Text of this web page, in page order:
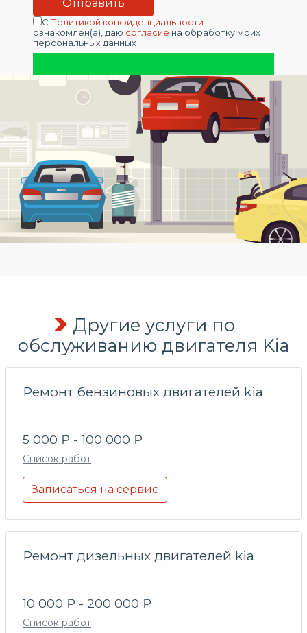
С Политикой конфиденциальности
ознакомлен(а), даю согласие на обработку моих
персональных данных
Другие услуги по
обслуживанию двигателя Kia
Ремонт бензиновых двигателей kia
5 000 ₽ - 100 000 ₽
Список работ
Записаться на сервис
Ремонт дизельных двигателей kia
10 000 ₽ - 200 000 ₽
Список работ